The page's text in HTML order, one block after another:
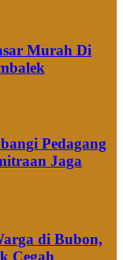
Murah Di
Pedagang
Jaga
di Bubon,
Cegah